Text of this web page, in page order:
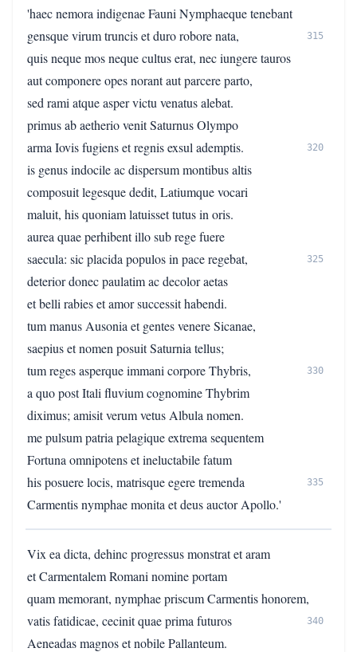
'haec nemora indigenae Fauni Nymphaeque tenebant
gensque virum truncis et duro robore nata,
315
quis neque mos neque cultus erat, nec iungere tauros
aut componere opes norant aut parcere parto,
sed rami atque asper victu venatus alebat.
primus ab aetherio venit Saturnus Olympo
arma Iovis fugiens et regnis exsul ademptis.
320
is genus indocile ac dispersum montibus altis
composuit legesque dedit, Latiumque vocari
maluit, his quoniam latuisset tutus in oris.
aurea quae perhibent illo sub rege fuere
saecula: sic placida populos in pace regebat,
325
deterior donec paulatim ac decolor aetas
et belli rabies et amor successit habendi.
tum manus Ausonia et gentes venere Sicanae,
saepius et nomen posuit Saturnia tellus;
tum reges asperque immani corpore Thybris,
330
a quo post Itali fluvium cognomine Thybrim
diximus; amisit verum vetus Albula nomen.
me pulsum patria pelagique extrema sequentem
Fortuna omnipotens et ineluctabile fatum
his posuere locis, matrisque egere tremenda
335
Carmentis nymphae monita et deus auctor Apollo.'
Vix ea dicta, dehinc progressus monstrat et aram
et Carmentalem Romani nomine portam
quam memorant, nymphae priscum Carmentis honorem,
vatis fatidicae, cecinit quae prima futuros
340
Aeneadas magnos et nobile Pallanteum.